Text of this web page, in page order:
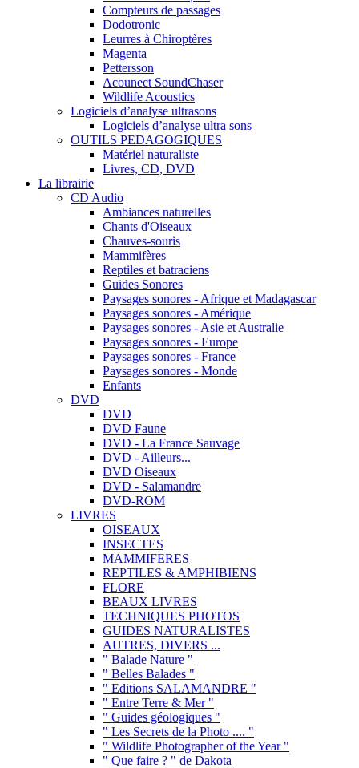
Compteurs de passages
Dodotronic
Leurres à Chiroptères
Magenta
Pettersson
Acounect SoundChaser
Wildlife Acoustics
Logiciels d’analyse ultrasons
Logiciels d’analyse ultra sons
OUTILS PEDAGOGIQUES
Matériel naturaliste
Livres, CD, DVD
La librairie
CD Audio
Ambiances naturelles
Chants d'Oiseaux
Chauves-souris
Mammifères
Reptiles et batraciens
Guides Sonores
Paysages sonores - Afrique et Madagascar
Paysages sonores - Amérique
Paysages sonores - Asie et Australie
Paysages sonores - Europe
Paysages sonores - France
Paysages sonores - Monde
Enfants
DVD
DVD
DVD Faune
DVD - La France Sauvage
DVD - Ailleurs...
DVD Oiseaux
DVD - Salamandre
DVD-ROM
LIVRES
OISEAUX
INSECTES
MAMMIFERES
REPTILES & AMPHIBIENS
FLORE
BEAUX LIVRES
TECHNIQUES PHOTOS
GUIDES NATURALISTES
AUTRES, DIVERS ...
" Balade Nature "
" Belles Balades "
" Editions SALAMANDRE "
" Entre Terre & Mer "
" Guides géologiques "
" Les Secrets de la Photo .... "
" Wildlife Photographer of the Year "
" Que faire ? " de Dakota